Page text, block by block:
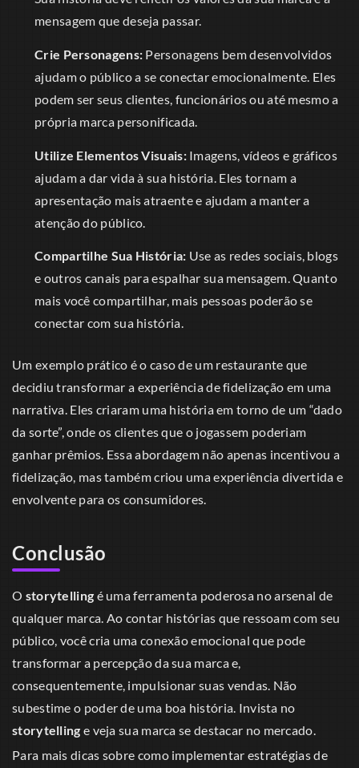
mensagem que deseja passar.
Crie Personagens: Personagens bem desenvolvidos
ajudam o público a se conectar emocionalmente. Eles
podem ser seus clientes, funcionários ou até mesmo a
própria marca personificada.
Utilize Elementos Visuais:Imagens, vídeos e gráficos
ajudam a dar vida à sua história. Eles tornam a
apresentação mais atraente e ajudam a manter a
atenção do público.
Compartilhe Sua História: Use as redes sociais, blogs
e outros canais para espalhar sua mensagem. Quanto
mais você compartilhar, mais pessoas poderão se
conectar com sua história.
Um exemplo prático é o caso de um restaurante que
decidiu transformar a experiência de fidelização em uma
narrativa. Eles criaram uma história em torno de um “dado
da sorte”, onde os clientes que o jogassem poderiam
ganhar prêmios. Essa abordagem não apenas incentivou a
fidelização, mas também criou uma experiência divertida e
envolvente para os consumidores.
Conclusão
O storytelling é uma ferramenta poderosa no arsenal de
qualquer marca. Ao contar histórias que ressoam com seu
público, você cria uma conexão emocional que pode
transformar a percepção da sua marca e,
consequentemente, impulsionar suas vendas. Não
subestime o poder de uma boa história. Invista no
storytelling e veja sua marca se destacar no mercado.
Para mais dicas sobre como implementar estratégias de